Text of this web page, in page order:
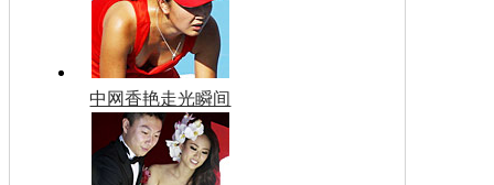
中网香艳走光瞬间